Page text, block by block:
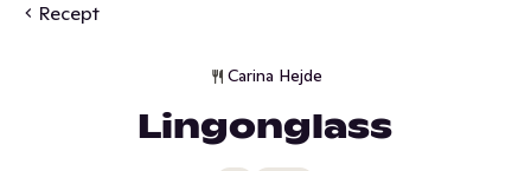
Recept
Carina Hejde
Lingonglass